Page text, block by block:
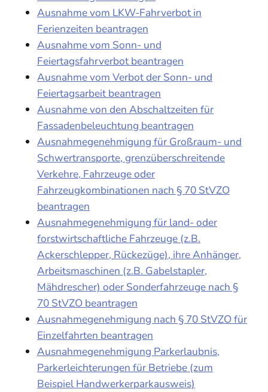
Ausnahme vom LKW-Fahrverbot in
Ferienzeiten beantragen
Ausnahme vom Sonn- und
Feiertagsfahrverbot beantragen
Ausnahme vom Verbot der Sonn- und
Feiertagsarbeit beantragen
Ausnahme von den Abschaltzeiten für
Fassadenbeleuchtung beantragen
Ausnahmegenehmigung für Großraum- und
Schwertransporte, grenzüberschreitende
Verkehre, Fahrzeuge oder
Fahrzeugkombinationen nach § 70 StVZO
beantragen
Ausnahmegenehmigung für land- oder
forstwirtschaftliche Fahrzeuge (z.B.
Ackerschlepper, Rückezüge), ihre Anhänger,
Arbeitsmaschinen (z.B. Gabelstapler,
Mähdrescher) oder Sonderfahrzeuge nach §
70 StVZO beantragen
Ausnahmegenehmigung nach § 70 StVZO für
Einzelfahrten beantragen
Ausnahmegenehmigung Parkerlaubnis,
Parkerleichterungen für Betriebe (zum
Beispiel Handwerkerparkausweis)